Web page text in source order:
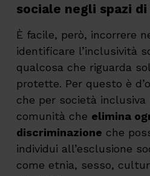
sociale negli spazi
È facile, però, incorrere
identificare l’inclusività
qualcosa che riguarda
protette. Per questo è
che per società inclusiva
comunità che elimina
discriminazione che
individui all’esclusione
come etnia, sesso,